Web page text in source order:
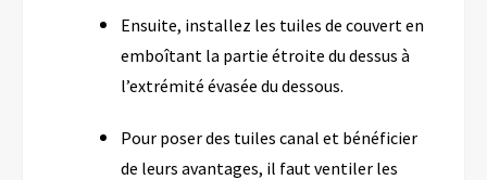
Ensuite, installez les tuiles de couvert en
emboîtant la partie étroite du dessus à
l’extrémité évasée du dessous.
Pour poser des tuiles canal et bénéficier
de leurs avantages, il faut ventiler les